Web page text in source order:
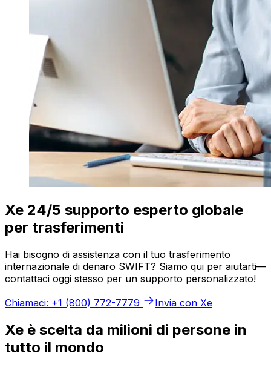
Xe 24/5 supporto esperto globale
per trasferimenti
Hai bisogno di assistenza con il tuo trasferimento
internazionale di denaro SWIFT? Siamo qui per aiutarti—
contattaci oggi stesso per un supporto personalizzato!
Chiamaci: +1 (800) 772-7779
Invia con Xe
Xe è scelta da milioni di persone in
tutto il mondo